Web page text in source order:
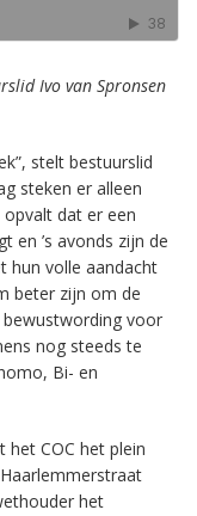
Ivo van Spronsen
stelt bestuurslid
steken er alleen
dat er een
en ’s avonds zijn de
hun volle aandacht
beter zijn om de
voor
nog steeds te
Bi- en
het COC het plein
het